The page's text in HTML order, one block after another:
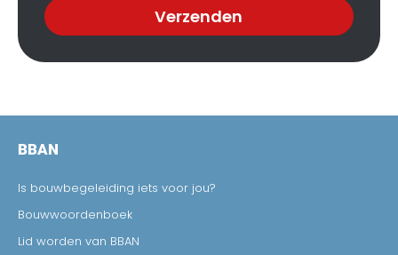
Verzenden
BBAN
Is bouwbegeleiding iets voor jou?
Bouwwoordenboek
Lid worden van BBAN